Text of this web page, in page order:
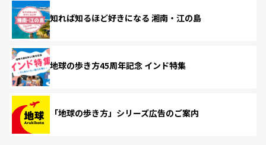
知れば知るほど好きになる 湘南・江の島
地球の歩き方45周年記念 インド特集
「地球の歩き方」シリーズ広告のご案内